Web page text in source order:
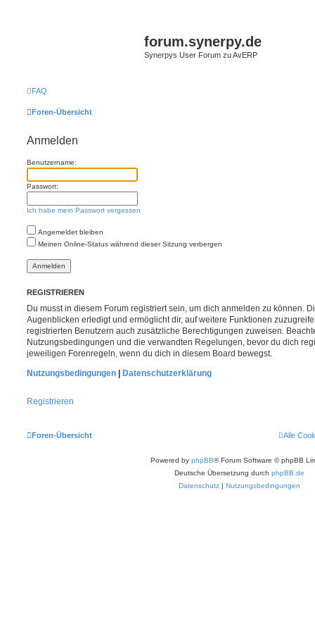
forum.synerpy.de
Synerpys User Forum zu AvERP
FAQ
Foren-Übersicht
Anmelden
Benutzername:
Passwort:
Ich habe mein Passwort vergessen
Angemeldet bleiben
Meinen Online-Status während dieser Sitzung verbergen
REGISTRIEREN
Du musst in diesem Forum registriert sein, um dich anmelden zu können.
Augenblicken erledigt und ermöglicht dir, auf weitere Funktionen
registrierten Benutzern auch zusätzliche Berechtigungen zuweisen.
Nutzungsbedingungen und die verwandten Regelungen, bevor du dich
jeweiligen Forenregeln, wenn du dich in diesem Board bewegst.
Nutzungsbedingungen
Datenschutzerklärung
Registrieren
Foren-Übersicht Alle
Powered by phpBB® Forum Software © phpBB
Deutsche Übersetzung durch phpBB.de
Datenschutz | Nutzungsbedingungen